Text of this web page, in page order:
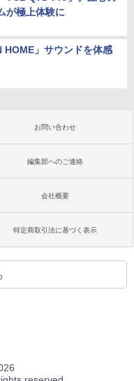
が極上体験に
HOME」サウンドを体感
お問い合わせ
編集部へのご連絡
会社概要
特定商取引法に基づく表示